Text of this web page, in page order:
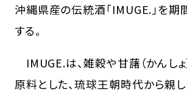
沖縄県産の伝統酒「IMUGE.」を期
する。
IMUGE.は、雑穀や甘藷（かんしょ
原料とした、琉球王朝時代から親